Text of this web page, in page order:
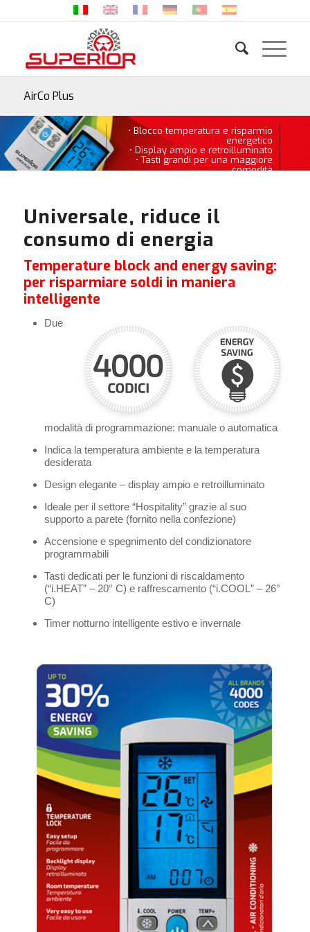
AirCo Plus
• Blocco temperatura e risparmio
energetico
• Display ampio e retroilluminato
• Tasti grandi per una maggiore
comodità
Universale, riduce il
consumo di energia
Temperature block and energy saving:
per risparmiare soldi in maniera
intelligente
Due
modalità di programmazione: manuale o automatica
Indica la temperatura ambiente e la temperatura
desiderata
Design elegante – display ampio e retroilluminato
Ideale per il settore “Hospitality” grazie al suo
supporto a parete (fornito nella confezione)
Accensione e spegnimento del condizionatore
programmabili
Tasti dedicati per le funzioni di riscaldamento
(“i.HEAT” – 20° C) e raffrescamento (“i.COOL” – 26°
C)
Timer notturno intelligente estivo e invernale